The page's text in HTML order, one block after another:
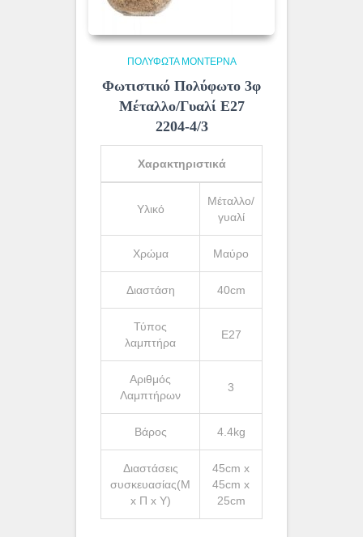
ΠΟΛΎΦΩΤΑ ΜΟΝΤΈΡΝΑ
Φωτιστικό Πολύφωτο 3φ
Μέταλλο/Γυαλί Ε27
2204-4/3
Χαρακτηριστικά
Υλικό
Μέταλλο/
γυαλί
Χρώμα Μαύρο
Διαστάση 40cm
Τύπος
λαμπτήρα
Ε27
Αριθμός
Λαμπτήρων
3
Βάρος 4.4kg
Διαστάσεις
συσκευασίας(Μ
x Π x Υ)
45cm x
45cm x
25cm